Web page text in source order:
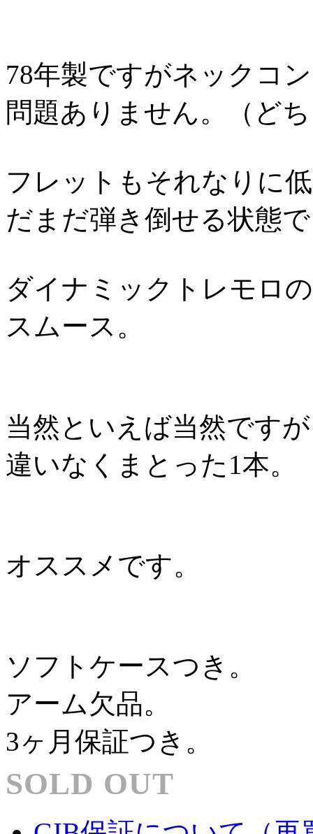
78年製ですがネックコ
問題ありません。（ど
フレットもそれなりに
だまだ弾き倒せる状態
ダイナミックトレモロ
スムース。
当然といえば当然です
違いなくまとった1本。
オススメです。
ソフトケースつき。
アーム欠品。
3ヶ月保証つき。
SOLD OUT